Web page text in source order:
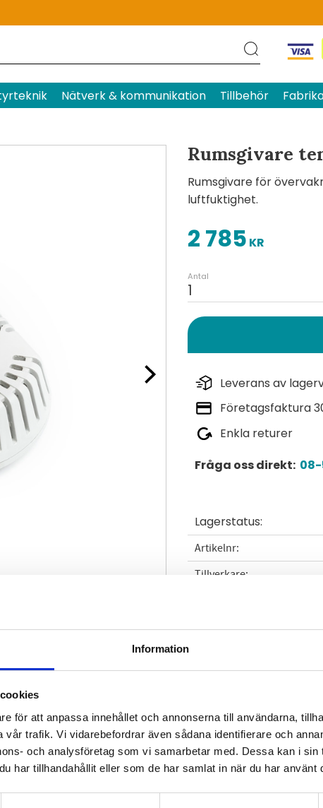
Information
för att anpassa innehållet och annonserna till användarna,
vår trafik. Vi vidarebefordrar även sådana identifierare och
och analysföretag som vi samarbetar med. Dessa kan i sin
har tillhandahållit eller som de har samlat in när du har använt
Nätverk & kommunikation Tillbehör
Rumsgivare
Rumsgivare för
luftfuktighet.
2 785 KR
Antal
Leverans av
Företagsfaktura
Enkla returer
Fråga oss direkt: 08-
Lagerstatus
Artikelnr
Tillverkare
Visa alla produkter från
eller styrsystem via
Omdömen
Baserat